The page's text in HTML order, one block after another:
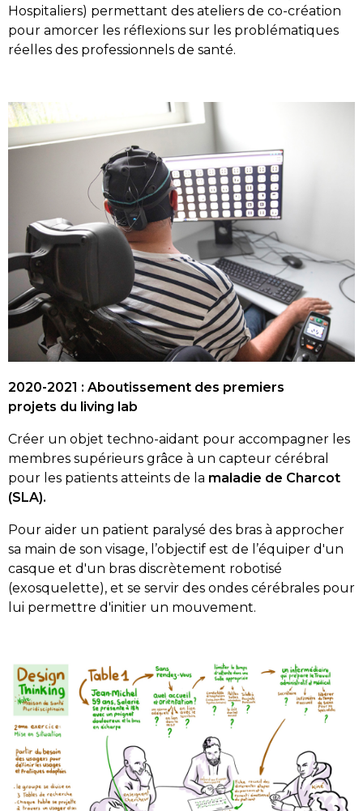
Hospitaliers) permettant des ateliers de co-création
pour amorcer les réflexions sur les problématiques
réelles des professionnels de santé.
2020-2021 : Aboutissement des premiers
projets du living lab
Créer un objet techno-aidant pour accompagner les
membres supérieurs grâce à un capteur cérébral
pour les patients atteints de la maladie de Charcot
(SLA).
Pour aider un patient paralysé des bras à approcher
sa main de son visage, l’objectif est de l’équiper d'un
casque et d'un bras discrètement robotisé
(exosquelette), et se servir des ondes cérébrales pour
lui permettre d'initier un mouvement.